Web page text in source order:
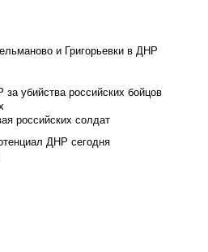
и Григорьевки в ДНР
убийства российских бойцов
российских солдат
ДНР сегодня